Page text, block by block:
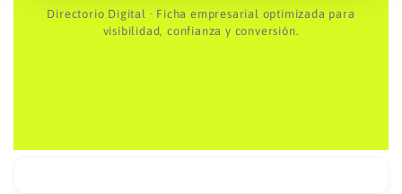
Directorio Digital · Ficha empresarial optimizada para
visibilidad, confianza y conversión.